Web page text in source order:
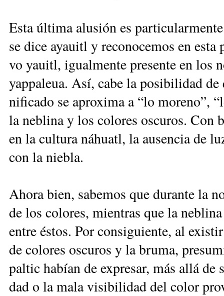
Es­ta úl­ti­ma alu­sión es
se di­ce ayauitl y re­co­no­ce­mos en
vo yauitl, igual­mente pre­sen­te en los
yap­pa­leua. Así, ca­be la po­si­bi­li­dad
ni­fi­ca­do se apro­xi­ma a “lo mo­re­no”,
la ne­bli­na y los co­lo­res os­cu­ros. Con
en la cul­tu­ra ná­huatl, la au­sen­cia de
con la nie­bla.
Aho­ra bien, sa­be­mos que du­ran­te la
de los co­lo­res, mien­tras que la
en­tre és­tos. Por con­si­guien­te, al
de co­lo­res os­cu­ros y la bru­ma,
pal­tic ha­bían de ex­pre­sar, más allá
dad o la ma­la vi­si­bi­li­dad del co­lor